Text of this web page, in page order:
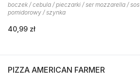
boczek / cebula / pieczarki / ser mozzarella / sos
pomidorowy / szynka
40,99 zł
PIZZA AMERICAN FARMER